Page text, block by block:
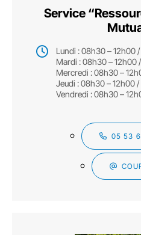
Service
Lundi : 08h30 – 12h00
Mardi : 08h30 – 12h00
Mercredi : 08h30 –
Jeudi : 08h30 – 12h00
Vendredi : 08h30 –
05 53